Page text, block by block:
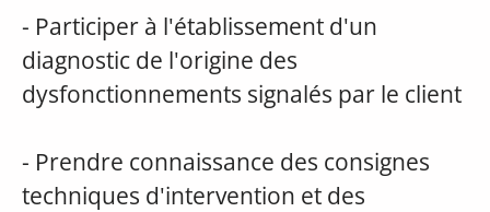
- Participer à l'établissement d'un
diagnostic de l'origine des
dysfonctionnements signalés par le client
- Prendre connaissance des consignes
techniques d'intervention et des